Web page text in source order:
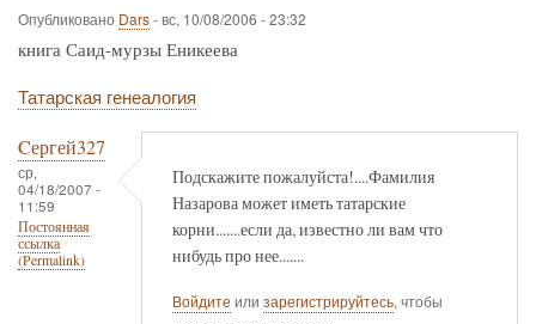
Опубликовано Dars-вс, 10/08/2006 - 23:32
книга Саид-мурзы Еникеева
Татарская генеалогия
Cергей327
ср,
04/18/2007 -
11:59
Постоянная
ссылка
(Permalink)
Подскажите пожалуйста!....Фамилия
Назарова может иметь татарские
корни.......если да, известно ли вам что
нибудь про нее.......
Войдите или зарегистрируйтесь, чтобы